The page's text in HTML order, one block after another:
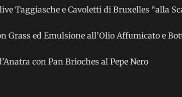
Taggiasche e Cavoletti di Bruxelles “alla
Grass ed Emulsione all’Olio Affumicato e
con Pan Brioches al Pepe Nero